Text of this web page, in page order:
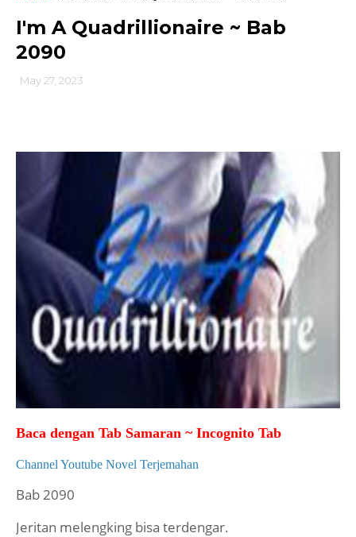
I'm A Quadrillionaire ~ Bab
2090
May 27, 2023
Baca dengan Tab Samaran ~ Incognito Tab
Channel Youtube Novel Terjemahan
Bab 2090
Jeritan melengking bisa terdengar.